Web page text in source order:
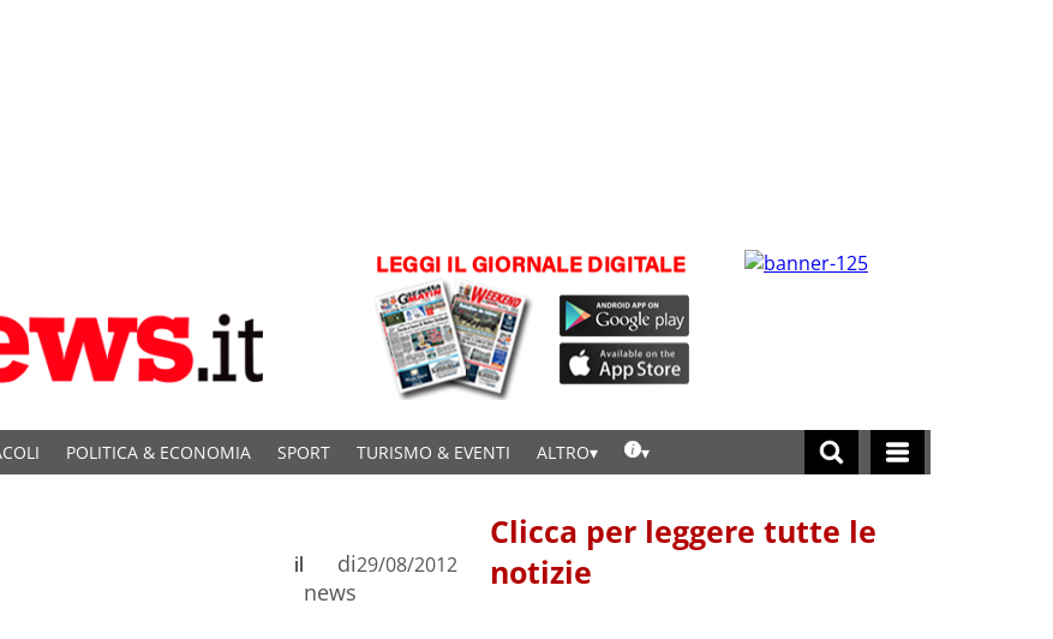
POLITICA & ECONOMIA SPORT TURISMO & EVENTI ALTRO
di
news
il 29/08/2012
Clicca per leggere tutte le
notizie